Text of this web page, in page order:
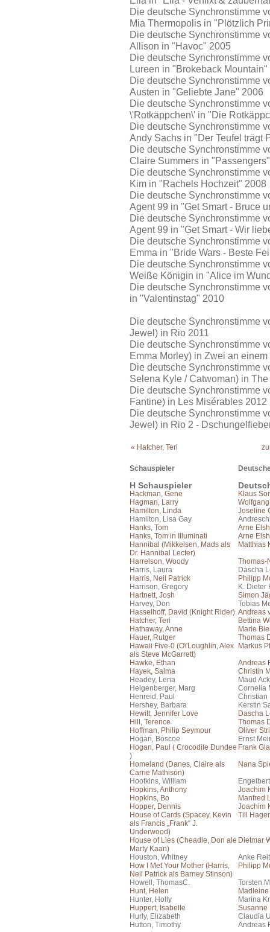
Die deutsche Synchronstimme
Mia Thermopolis in "Plötzlich
Die deutsche Synchronstimme
Allison in "Havoc" 2005
Die deutsche Synchronstimme
Lureen in "Brokeback Mountain"
Die deutsche Synchronstimme
Austen in "Geliebte Jane" 2006
Die deutsche Synchronstimme
\'Rotkäppchen\' in "Die
Die deutsche Synchronstimme
Andy Sachs in "Der Teufel trägt
Die deutsche Synchronstimme
Claire Summers in
Die deutsche Synchronstimme
Kim in "Rachels Hochzeit" 2008
Die deutsche Synchronstimme
Agent 99 in "Get Smart - Bruce
Die deutsche Synchronstimme
Agent 99 in "Get Smart - Wir
Die deutsche Synchronstimme
Emma in "Bride Wars - Beste
Die deutsche Synchronstimme
Weiße Königin in "Alice im
Die deutsche Synchronstimme
in "Valentinstag" 2010
Die deutsche Synchronstimme
Jewel) in Rio 2011
Die deutsche Synchronstimme
Emma Morley) in Zwei an einem
Die deutsche Synchronstimme
Selena Kyle / Catwoman) in
Die deutsche Synchronstimme
Fantine) in Les Misérables 2012
Die deutsche Synchronstimme
Jewel) in Rio 2 -
« Hatcher, Teri
Schauspieler
H Schauspieler
Hackman, Gene
Klaus
Hagman, Larry
Hamilton, Linda
Joseline
Hamilton, Lisa Gay
Hanks, Tom
Arne
Hanks, Tom in Illuminati
Arne
Hannibal (Mikkelsen, Mads als
Dr. Hannibal Lecter)
Matthias
Harrelson, Woody
Thomas-
Harris, Laura
Dascha
Harris, Neil Patrick
Philipp
Harrison, Gregory
K. Dieter
Hartnett, Josh
Simon
Harvey, Don
Tobias
Hasselhoff, David (Knight Rider) Andreas
Hatcher, Teri
Bettina
Hathaway, Anne
Marie
Hauer, Rutger
Thomas
Hawaii Five-0 (O\'Loughlin, Alex
als Steve McGarrett)
Markus
Hawke, Ethan
Andreas
Hayek, Salma
Christin
Headey, Lena
Maud
Helgenberger, Marg
Cornelia
Henreid, Paul
Christian
Hershey, Barbara
Kerstin
Hewitt, Jennifer Love
Dascha
Hill, Terence
Thomas
Hoffman, Philip Seymour
Oliver
Hogan, Boscoe
Ernst
Hogan, Paul ( Crocodile Dundee
)
Frank
Homeland (Danes, Claire als
Carrie Mathison)
Nana
Hootkins, William
Hopkins, Anthony
Joachim
Hopkins, Bo
Manfred
Hopper, Dennis
Joachim
House of Cards (Spacey, Kevin
als Francis „Frank“ J.
Underwood)
Till
House of Lies (Cheadle, Don ale
Marty Kaan)
Dietmar
Houston, Whitney
Anke
How I Met Your Mother (Harris,
Neil Patrick als Barney Stinson)
Philipp
Howell, ThomasC.
Torsten
Hunt, Helen
Hunter, Holly
Marina
Huppert, Isabelle
Susanne
Hurly, Elizabeth
Claudia
Hutton, Timothy
Andreas